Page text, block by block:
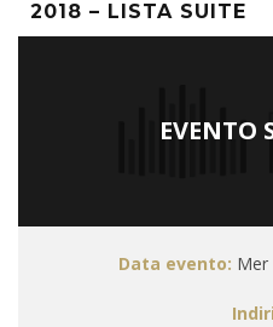
2018 – LISTA SUITE
EVENTO
Data evento: Mer